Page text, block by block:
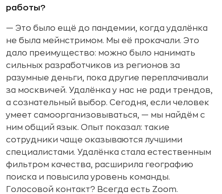
работы?
— Это было ещё до пандемии, когда удалёнка
не была мейнстримом. Мы её прокачали. Это
дало преимущество: можно было нанимать
сильных разработчиков из регионов за
разумные деньги, пока другие переплачивали
за москвичей. Удалёнка у нас не ради трендов,
а сознательный выбор. Сегодня, если человек
умеет самоорганизовываться, — мы найдём с
ним общий язык. Опыт показал: такие
сотрудники чаще оказываются лучшими
специалистами. Удалёнка стала естественным
фильтром качества, расширила географию
поиска и повысила уровень команды.
Голосовой контакт? Всегда есть Zoom.